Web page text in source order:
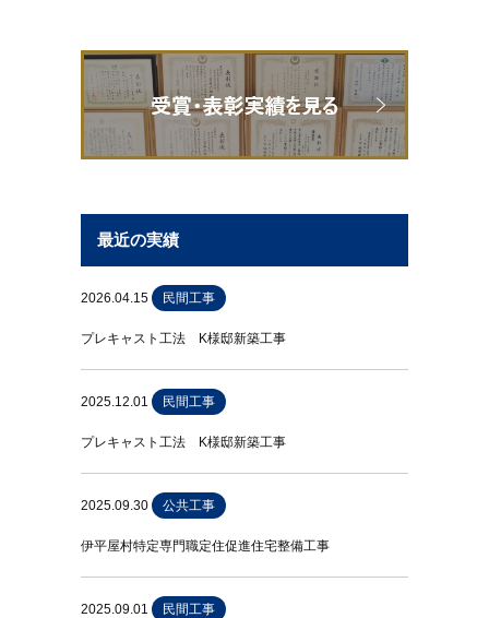
最近の実績
2026.04.15 民間工事
プレキャスト工法 K様邸新築工事
2025.12.01 民間工事
プレキャスト工法 K様邸新築工事
2025.09.30 公共工事
伊平屋村特定専門職定住促進住宅整備工事
2025.09.01 民間工事